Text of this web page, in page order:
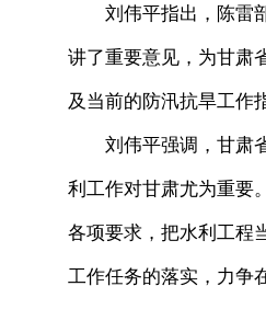
刘伟平指出，陈雷部
讲了重要意见，为甘肃
及当前的防汛抗旱工作
刘伟平强调，甘肃省
利工作对甘肃尤为重要
各项要求，把水利工程
工作任务的落实，力争